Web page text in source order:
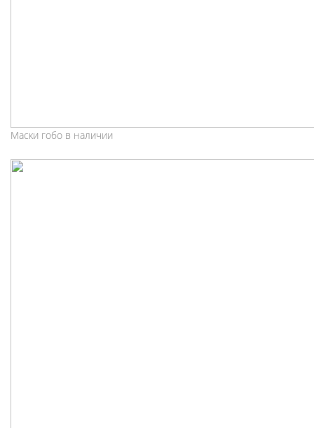
Маски гобо в наличии